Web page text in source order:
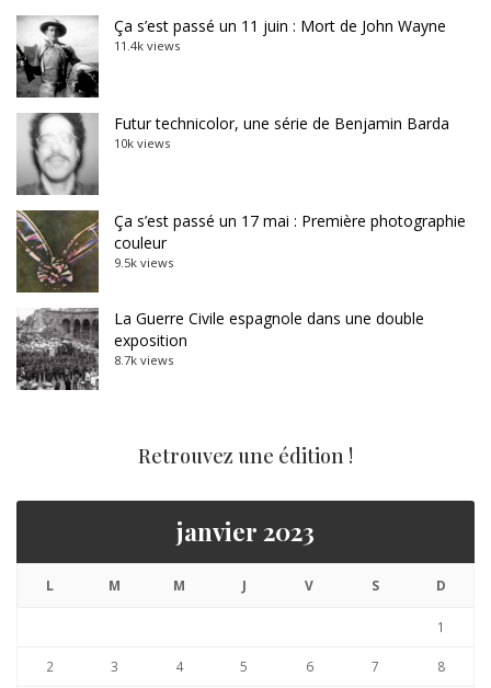
Ça s’est passé un 11 juin : Mort de John Wayne
11.4k views
Futur technicolor, une série de Benjamin Barda
10k views
Ça s’est passé un 17 mai : Première photographie
couleur
9.5k views
La Guerre Civile espagnole dans une double
exposition
8.7k views
Retrouvez une édition !
janvier 2023
L M M J V S D
1
2 3 4 5 6 7 8